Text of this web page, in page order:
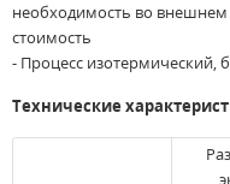
необходимость во
стоимость
- Процесс изотермический,
Технические